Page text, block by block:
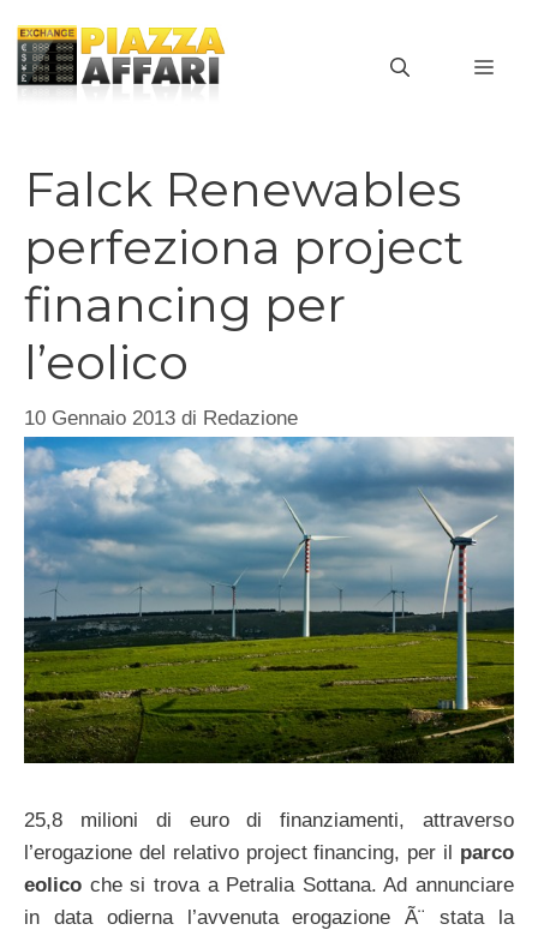
contenuto
Falck Renewables
perfeziona project
financing per
l’eolico
10 Gennaio 2013 di Redazione
25,8 milioni di euro di finanziamenti, attraverso
l’erogazione del relativo project financing, per il parco
eolico che si trova a Petralia Sottana. Ad annunciare
in data odierna l’avvenuta erogazione Ã¨ stata la